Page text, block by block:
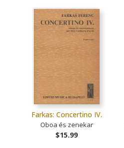
Farkas: Concertino IV.
Oboa és zenekar
$15.99